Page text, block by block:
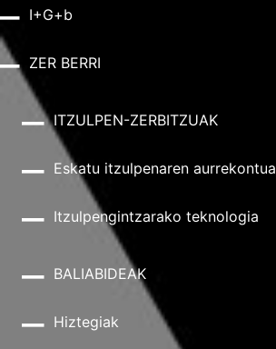
I+G+b
ZER BERRI
ITZULPEN-ZERBITZUAK
Eskatu itzulpenaren aurrekontua
Itzulpengintzarako teknologia
BALIABIDEAK
Hiztegiak